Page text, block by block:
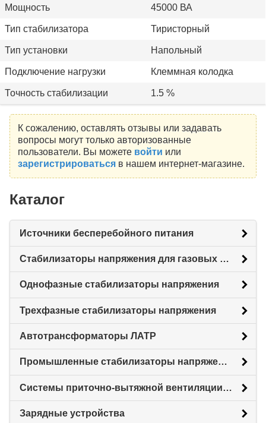
Мощность 45000 ВА
Тип стабилизатора Тиристорный
Тип установки Напольный
Подключение нагрузки Клеммная колодка
Точность стабилизации 1.5 %
К сожалению, оставлять отзывы или задавать
вопросы могут только авторизованные
пользователи. Вы можете войти или
зарегистрироватьсяв нашем интернет-магазине.
Каталог
Источники бесперебойного питания
Стабилизаторы напряжения для газовых котлов
Однофазные стабилизаторы напряжения
Трехфазные стабилизаторы напряжения
Автотрансформаторы ЛАТР
Промышленные стабилизаторы напряжения
Системы приточно-вытяжной вентиляции с рекуперацией тепловой энергии (Рекуператоры)
Зарядные устройства